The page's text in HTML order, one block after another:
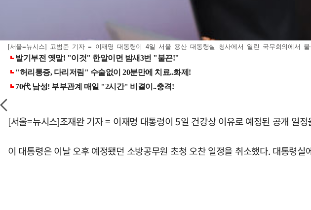
[서울=뉴시스] 고범준 기자 = 이재명 대통령이 4일 서울 용산 대통령실 청사에서 열린 국무회의에서 물
[서울=뉴시스]조재완 기자 = 이재명 대통령이 5일 건강상 이유로 예정된 공개 일
이 대통령은 이날 오후 예정됐던 소방공무원 초청 오찬 일정을 취소했다. 대통령